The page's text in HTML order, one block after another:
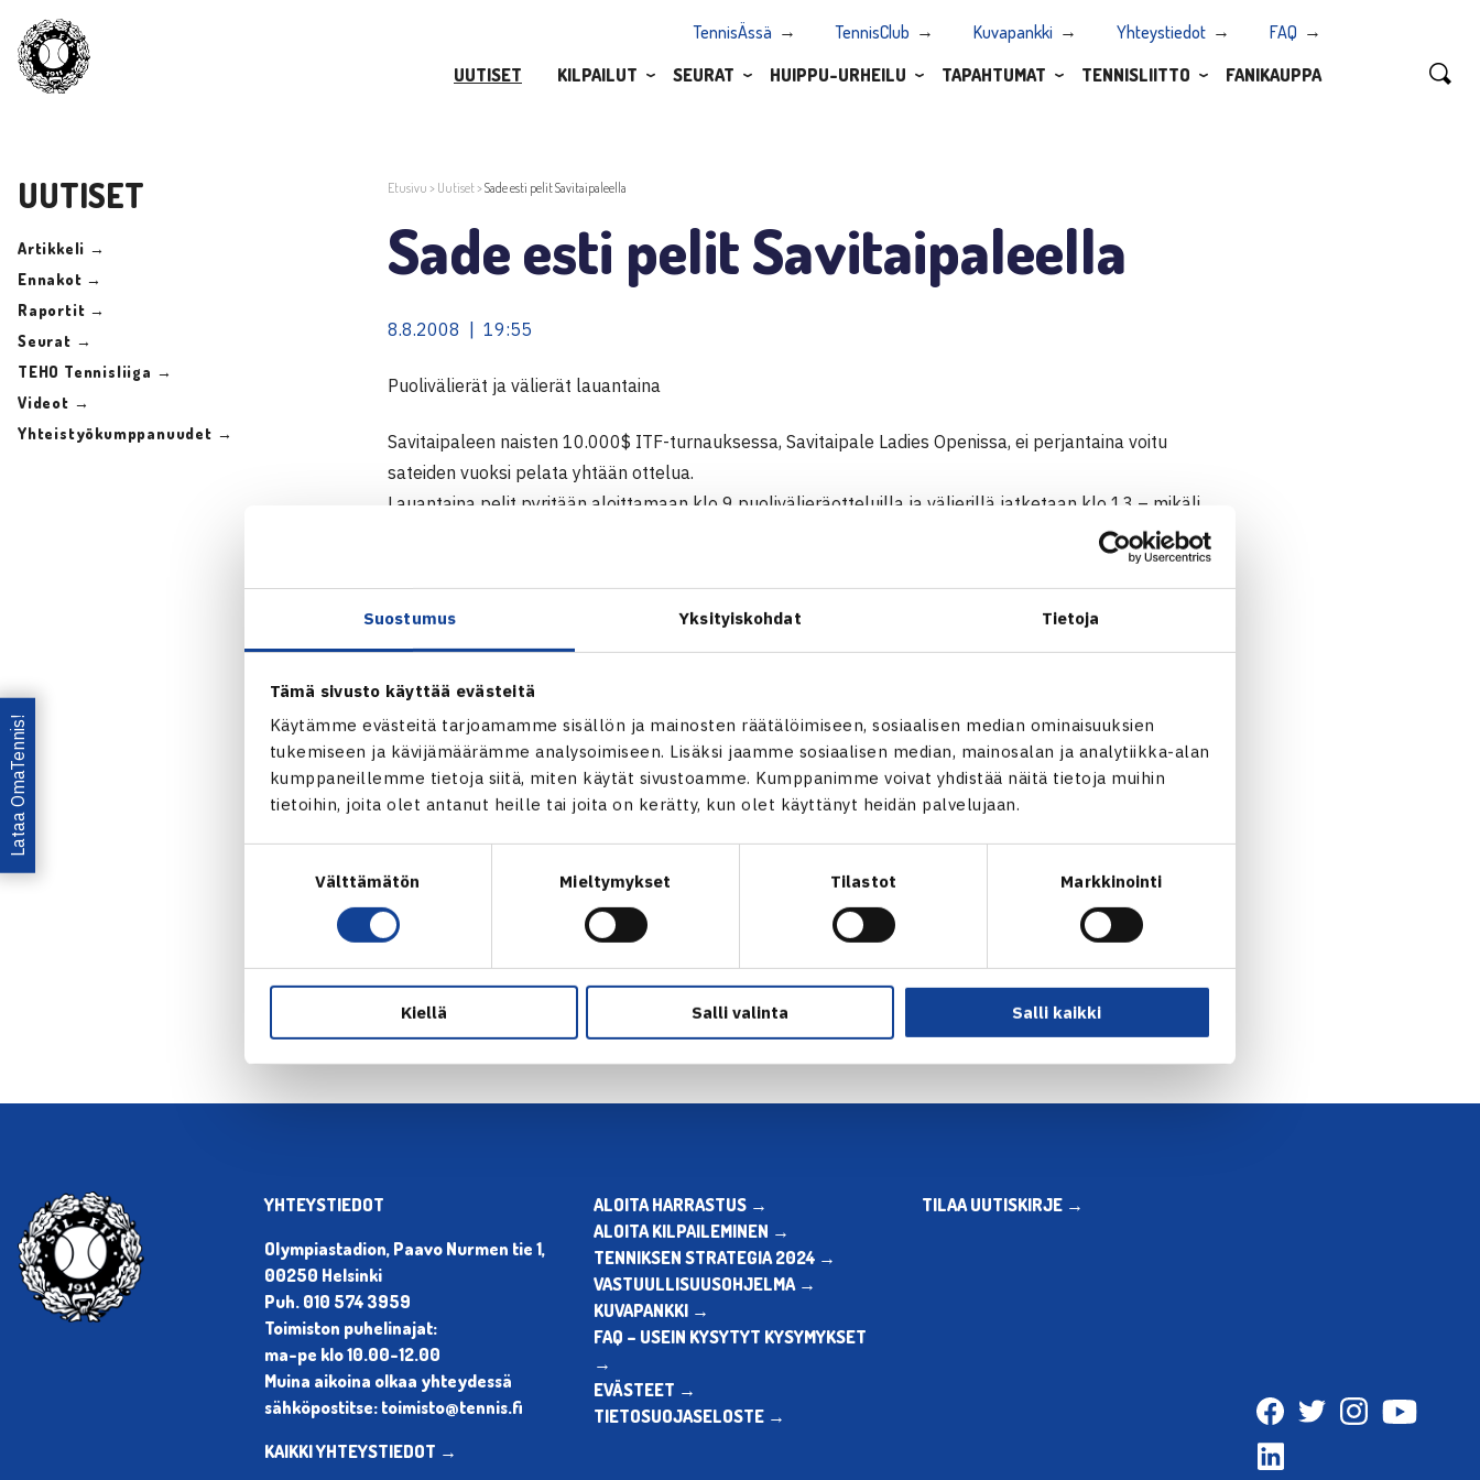
Suostumus Yksityiskohdat Tietoja
Tämä sivusto käyttää evästeitä
Käytämme evästeitä tarjoamamme sisällön ja mainosten räätälöimiseen, sosiaalisen median ominaisuuksien
tukemiseen ja kävijämäärämme analysoimiseen. Lisäksi jaamme sosiaalisen median, mainosalan ja analytiikka-alan
kumppaneillemme tietoja siitä, miten käytät sivustoamme. Kumppanimme voivat yhdistää näitä tietoja muihin
tietoihin, joita olet antanut heille tai joita on kerätty, kun olet käyttänyt heidän palvelujaan.
Välttämätön Mieltymykset Tilastot Markkinointi
Kiellä Salli valinta Salli kaikki
TennisÄssä TennisClub Kuvapankki Yhteystiedot
FAQ
UUTISET
KILPAILUT SEURAT HUIPPU-URHEILU TAPAHTUMAT TENNISLIITTO FANIKAUPPA
UUTISET
Artikkeli →
Ennakot →
Raportit →
Seurat →
TEHO Tennisliiga →
Videot →
Yhteistyökumppanuudet →
Etusivu > Uutiset>Sade esti pelit Savitaipaleella
Sade esti pelit Savitaipaleella
8.8.2008 | 19:55
Puolivälierät ja välierät lauantaina
Savitaipaleen naisten 10.000$ ITF-turnauksessa, Savitaipale Ladies Openissa, ei perjantaina voitu
sateiden vuoksi pelata yhtään ottelua.
Lauantaina pelit pyritään aloittamaan klo 9 puolivälieräotteluilla ja välierillä jatketaan klo 13 – mikäli
kohtaa puolivälierissä kisan kakkoseksi sijoitetun, viimeviikkoisen Tampereen ITF-turnauksen voittajan,
Martina Balogovan.
Savitaipale Ladies Open
Jaa:
Lataa OmaTennis!
YHTEYSTIEDOT
Olympiastadion, Paavo Nurmen tie 1,
00250 Helsinki
Puh. 010 574 3959
Toimiston puhelinajat:
ma-pe klo 10.00-12.00
Muina aikoina olkaa yhteydessä
sähköpostitse: toimisto@tennis.fi
KAIKKI YHTEYSTIEDOT →
ALOITA HARRASTUS →
ALOITA KILPAILEMINEN →
TENNIKSEN STRATEGIA 2024 →
VASTUULLISUUSOHJELMA →
KUVAPANKKI →
FAQ – USEIN KYSYTYT KYSYMYKSET
→
EVÄSTEET →
TIETOSUOJASELOSTE →
TILAA UUTISKIRJE →